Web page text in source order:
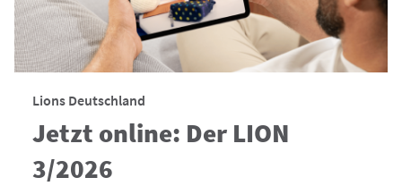
Lions Deutschland
Jetzt online: Der LION
3/2026